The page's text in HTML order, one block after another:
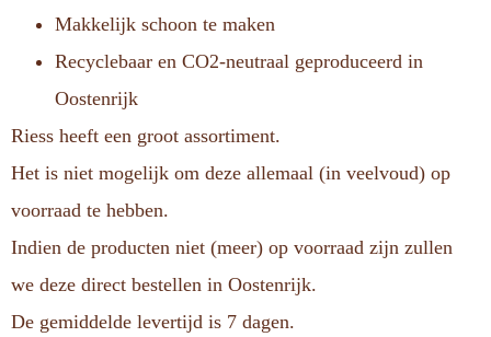
Makkelijk schoon te maken
Recyclebaar en CO2-neutraal geproduceerd in
Oostenrijk
Riess heeft een groot assortiment.
Het is niet mogelijk om deze allemaal (in veelvoud) op
voorraad te hebben.
Indien de producten niet (meer) op voorraad zijn zullen
we deze direct bestellen in Oostenrijk.
De gemiddelde levertijd is 7 dagen.